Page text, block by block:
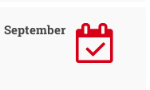
September